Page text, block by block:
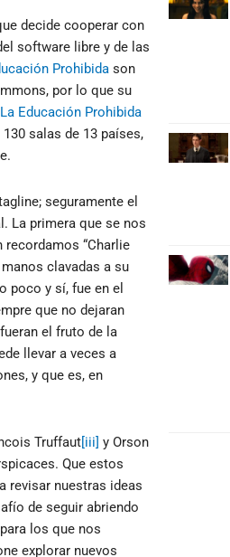
decide cooperar con
software libre y de las
Prohibida son
por lo que su
La Educación Prohibida
salas de 13 países,
seguramente el
La primera que se nos
recordamos “Charlie
clavadas a su
poco y sí, fue en el
que no dejaran
el fruto de la
llevar a veces a
y que es, en
Truffaut[iii] y Orson
Que estos
revisar nuestras ideas
de seguir abriendo
los que nos
explorar nuevos